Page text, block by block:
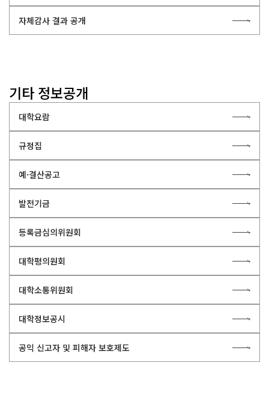
자체감사 결과 공개
기타 정보공개
대학요람
규정집
예·결산공고
발전기금
등록금심의위원회
대학평의원회
대학소통위원회
대학정보공시
공익 신고자 및 피해자 보호제도